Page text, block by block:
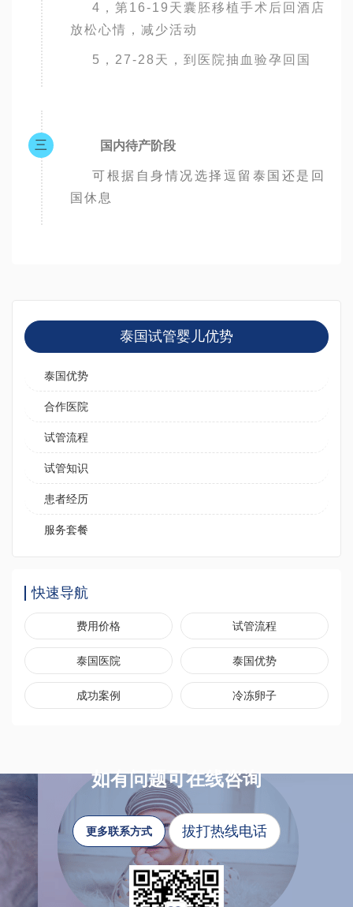
4，第16-19天囊胚移植手术后回酒店
放松心情，减少活动
5，27-28天，到医院抽血验孕回国
三 国内待产阶段
可根据自身情况选择逗留泰国还是回
国休息
泰国试管婴儿优势
泰国优势
合作医院
试管流程
试管知识
患者经历
服务套餐
快速导航
费用价格 试管流程
泰国医院 泰国优势
成功案例 冷冻卵子
如有问题可在线咨询
更多联系方式 拔打热线电话